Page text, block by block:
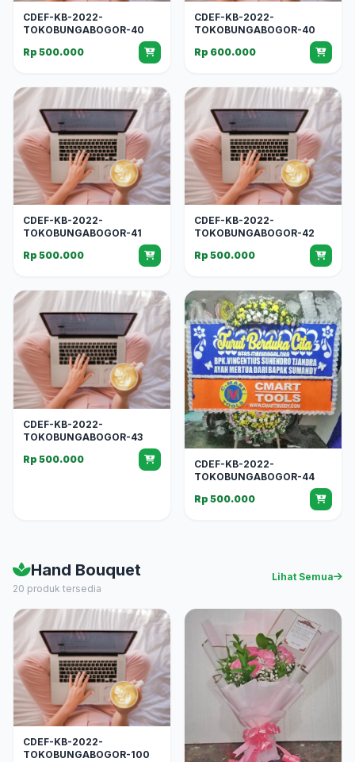
CDEF-KB-2022-
TOKOBUNGABOGOR-40
Rp 500.000
CDEF-KB-2022-
TOKOBUNGABOGOR-40
Rp 600.000
CDEF-KB-2022-
TOKOBUNGABOGOR-41
Rp 500.000
CDEF-KB-2022-
TOKOBUNGABOGOR-42
Rp 500.000
CDEF-KB-2022-
TOKOBUNGABOGOR-43
Rp 500.000
CDEF-KB-2022-
TOKOBUNGABOGOR-44
Rp 500.000
Hand Bouquet
20 produk tersedia
Lihat Semua
CDEF-KB-2022-
TOKOBUNGABOGOR-100